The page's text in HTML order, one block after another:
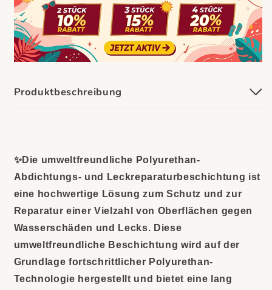
Produktbeschreibung
✨Die umweltfreundliche Polyurethan-
Abdichtungs- und Leckreparaturbeschichtung ist
eine hochwertige Lösung zum Schutz und zur
Reparatur einer Vielzahl von Oberflächen gegen
Wasserschäden und Lecks. Diese
umweltfreundliche Beschichtung wird auf der
Grundlage fortschrittlicher Polyurethan-
Technologie hergestellt und bietet eine lang